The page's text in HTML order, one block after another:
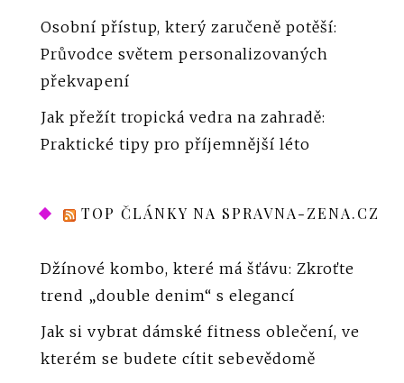
Osobní přístup, který zaručeně potěší:
Průvodce světem personalizovaných
překvapení
Jak přežít tropická vedra na zahradě:
Praktické tipy pro příjemnější léto
TOP ČLÁNKY NA SPRAVNA-ZENA.CZ
Džínové kombo, které má šťávu: Zkroťte
trend „double denim“ s elegancí
Jak si vybrat dámské fitness oblečení, ve
kterém se budete cítit sebevědomě